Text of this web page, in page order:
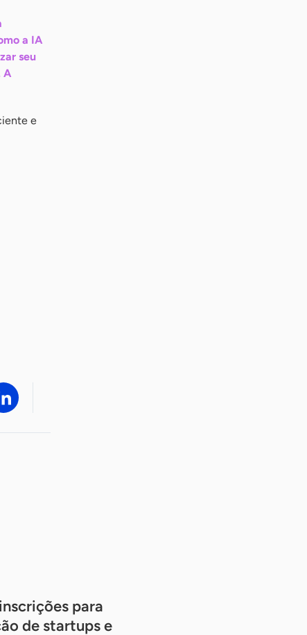
a IA
seu
A
e
para
de startups e